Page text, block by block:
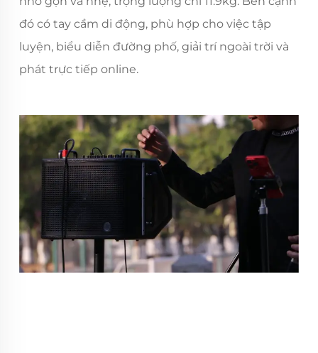
đó có tay cầm di động, phù hợp cho việc tập
luyện, biểu diễn đường phố, giải trí ngoài trời và
phát trực tiếp online.